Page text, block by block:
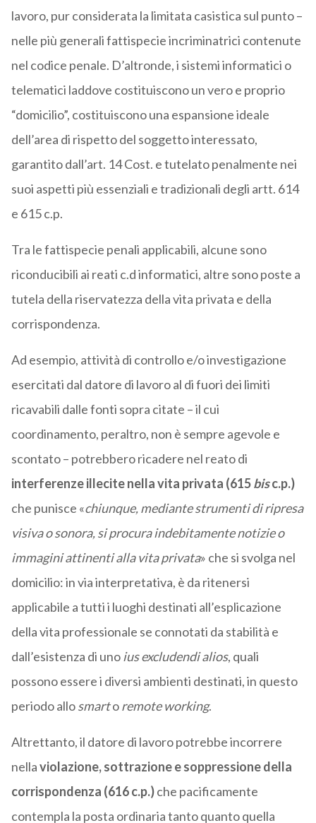
lavoro, pur considerata la limitata casistica sul punto –
nelle più generali fattispecie incriminatrici contenute
nel codice penale. D’altronde, i sistemi informatici o
telematici laddove costituiscono un vero e proprio
“domicilio”, costituiscono una espansione ideale
dell’area di rispetto del soggetto interessato,
garantito dall’art. 14 Cost. e tutelato penalmente nei
suoi aspetti più essenziali e tradizionali degli artt. 614
e 615 c.p.
Tra le fattispecie penali applicabili, alcune sono
riconducibili ai reati c.d informatici, altre sono poste a
tutela della riservatezza della vita privata e della
corrispondenza.
Ad esempio, attività di controllo e/o investigazione
esercitati dal datore di lavoro al di fuori dei limiti
ricavabili dalle fonti sopra citate – il cui
coordinamento, peraltro, non è sempre agevole e
scontato – potrebbero ricadere nel reato di
interferenze illecite nella vita privata (615bisc.p.)
che punisce «chiunque, mediante strumenti di ripresa
visiva o sonora, si procura indebitamente notizie o
immagini attinenti alla vita privata» che si svolga nel
domicilio: in via interpretativa, è da ritenersi
applicabile a tutti i luoghi destinati all’esplicazione
della vita professionale se connotati da stabilità e
dall’esistenza di uno ius excludendi alios, quali
possono essere i diversi ambienti destinati, in questo
periodo allosmartoremote working.
Altrettanto, il datore di lavoro potrebbe incorrere
nellaviolazione, sottrazione e soppressione della
corrispondenza (616 c.p.)che pacificamente
contempla la posta ordinaria tanto quanto quella